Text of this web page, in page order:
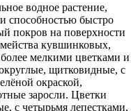
водное растение,
способностью быстро
покров на поверхности
кувшинковых,
мелкими цветками и
щитковидные, с
окраской,
заросли. Цветки
с четырьмя лепестками,